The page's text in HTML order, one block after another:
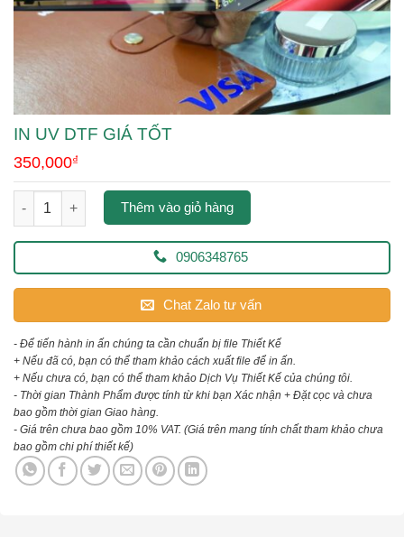
IN UV DTF GIÁ TỐT
350,000₫
in uv dtf giá tốt số lượngThêm vào giỏ hàng
0906348765
Chat Zalo tư vấn
- Để tiến hành in ấn chúng ta cần chuẩn bị file Thiết Kế
+ Nếu đã có, bạn có thể tham khảo cách xuất file để in ấn.
+ Nếu chưa có, bạn có thể tham khảo Dịch Vụ Thiết Kế của chúng tôi.
- Thời gian Thành Phẩm được tính từ khi bạn Xác nhận + Đặt cọc và chưa
bao gồm thời gian Giao hàng.
- Giá trên chưa bao gồm 10% VAT. (Giá trên mang tính chất tham khảo chưa
bao gồm chi phí thiết kế)